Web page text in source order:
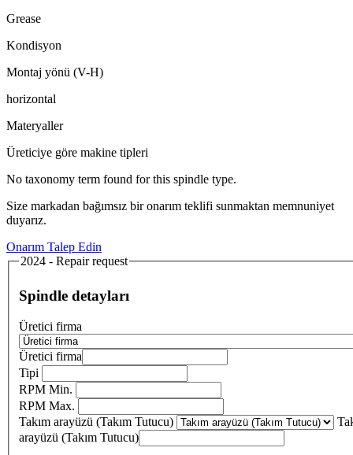
Grease
Kondisyon
Montaj yönü (V-H)
horizontal
Materyaller
Üreticiye göre makine tipleri
No taxonomy term found for this spindle type.
Size markadan bağımsız bir onarım teklifi sunmaktan memnuniyet
duyarız.
Onarım Talep Edin
2024 - Repair request
Spindle detayları
Üretici firma
Üretici firma
Tipi
RPM Min.
RPM Max.
Takım arayüzü (Takım Tutucu)
arayüzü (Takım Tutucu)